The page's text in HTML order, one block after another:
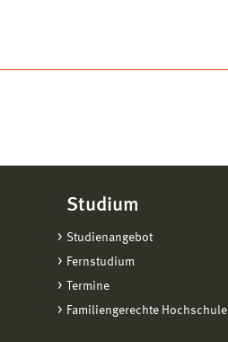
Studium
Studienangebot
Fernstudium
Termine
Familiengerechte Hochschule